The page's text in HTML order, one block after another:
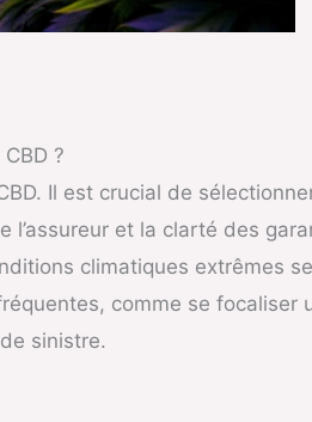
?
Il est crucial de
et la clarté des
climatiques extrêmes
comme se focaliser
sinistre.